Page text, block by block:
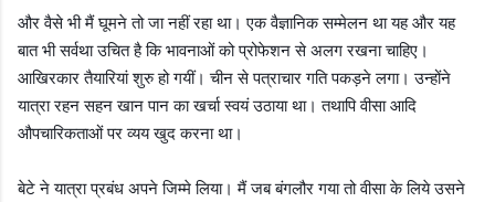
और वैसे भी मैं घूमने तो जा नहीं रहा था। एक वैज्ञानिक सम्मेलन था यह और यह
बात भी सर्वथा उचित है कि भावनाओं को प्रोफेशन से अलग रखना चाहिए।
आखिरकार तैयारियां शुरु हो गयीं। चीन से पत्राचार गति पकड़ने लगा। उन्होंने
यात्रा रहन सहन खान पान का खर्चा स्वयं उठाया था। तथापि वीसा आदि
औपचारिकताओं पर व्यय खुद करना था।
बेटे ने यात्रा प्रबंध अपने जिम्मे लिया। मैं जब बंगलौर गया तो वीसा के लिये उसने